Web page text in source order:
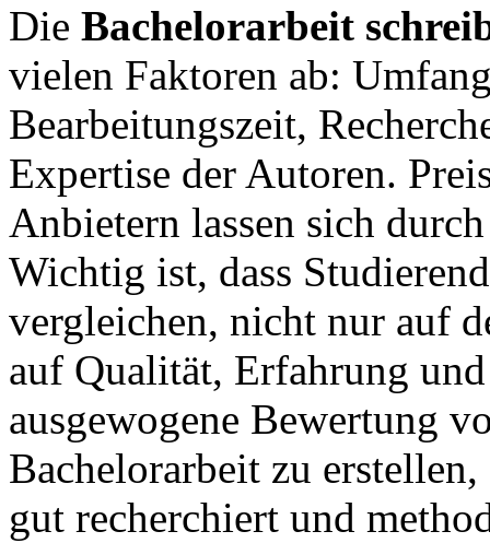
Die Bachelorarbeit
vielen Faktoren ab:
Bearbeitungszeit,
Expertise der Autoren.
Anbietern lassen sich
Wichtig ist, dass
vergleichen, nicht nur auf
auf Qualität, Erfahrung
ausgewogene Bewertung
Bachelorarbeit zu
gut recherchiert und